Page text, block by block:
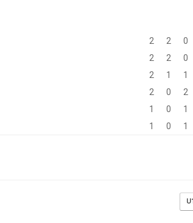
2 2 0
2 2 0
2 1 1
2 0 2
1 0 1
1 0 1